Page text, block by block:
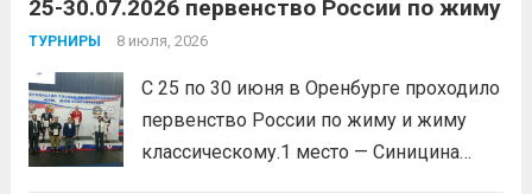
Макарова, Серов Станислав, занял 1
место. Подготовила спортсмена тренер-
Викторовна.Читать дальше
25-30.07.2026 первенство России по жиму
ТУРНИРЫ 8 июля, 2026
С 25 по 30 июня в Оренбурге проходило
первенство России по жиму и жиму
классическому.1 место — Синицина